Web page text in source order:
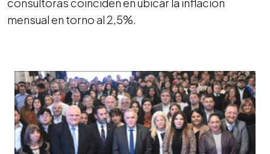
mensual en torno al 2,5%.